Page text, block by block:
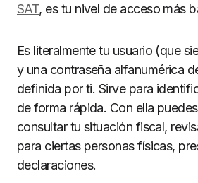
SAT, es tu nivel de acceso más
Es literalmente tu usuario (que
y una contraseña alfanumérica
definida por ti. Sirve para
de forma rápida. Con ella
consultar tu situación fiscal,
para ciertas personas físicas,
declaraciones.